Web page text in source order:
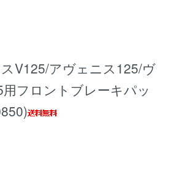
V125/アヴェニス125/ヴ
フロントブレーキパッ